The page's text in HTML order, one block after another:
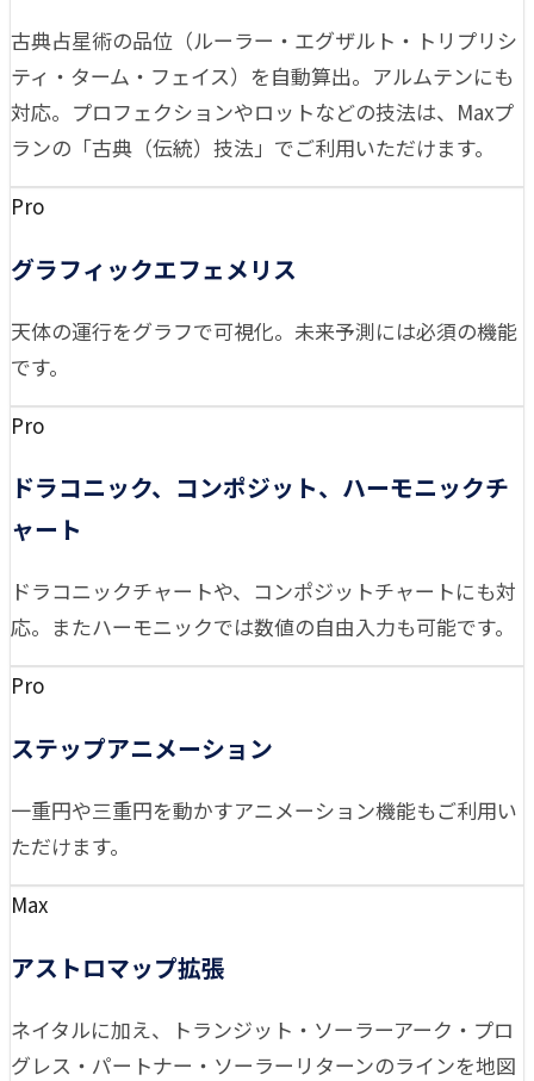
古典占星術の品位（ルーラー・エグザルト・トリプリシ
ティ・ターム・フェイス）を自動算出。アルムテンにも
対応。プロフェクションやロットなどの技法は、Maxプ
ランの「古典（伝統）技法」でご利用いただけます。
Pro
グラフィックエフェメリス
天体の運行をグラフで可視化。未来予測には必須の機能
です。
Pro
ドラコニック、コンポジット、ハーモニックチ
ャート
ドラコニックチャートや、コンポジットチャートにも対
応。またハーモニックでは数値の自由入力も可能です。
Pro
ステップアニメーション
一重円や三重円を動かすアニメーション機能もご利用い
ただけます。
Max
アストロマップ拡張
ネイタルに加え、トランジット・ソーラーアーク・プロ
グレス・パートナー・ソーラーリターンのラインを地図